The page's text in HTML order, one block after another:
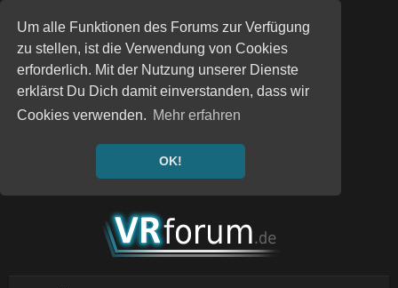
Um alle Funktionen des Forums zur Verfügung
zu stellen, ist die Verwendung von Cookies
erforderlich. Mit der Nutzung unserer Dienste
erklärst Du Dich damit einverstanden, dass wir
Cookies verwenden. Mehr erfahren
OK!